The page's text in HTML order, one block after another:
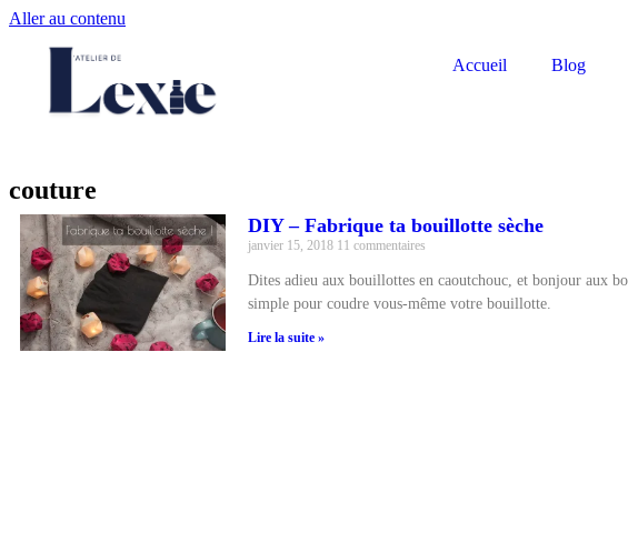
Aller au contenu
Accueil Blog
couture
DIY – Fabrique ta bouillotte sèche
janvier 15, 2018 11 commentaires
Dites adieu aux bouillottes en caoutchouc, et bonjour aux
simple pour coudre vous-même votre bouillotte.
Lire la suite »